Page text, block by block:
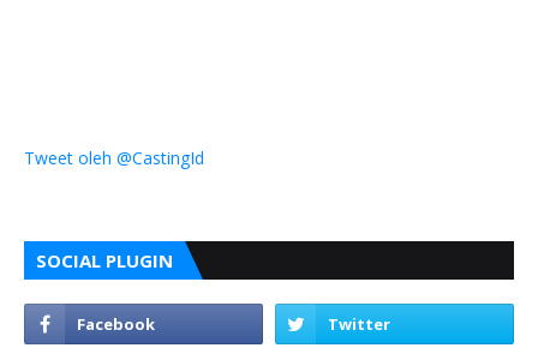
Tweet oleh @CastingId
SOCIAL PLUGIN